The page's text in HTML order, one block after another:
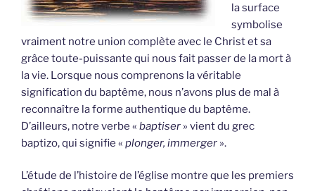
la surface
symbolise
vraiment notre union complète avec le Christ et sa
grâce toute-puissante qui nous fait passer de la mort à
la vie. Lorsque nous comprenons la véritable
signification du baptême, nous n’avons plus de mal à
reconnaître la forme authentique du baptême.
D’ailleurs, notre verbe « baptiser » vient du grec
baptizo, qui signifie « plonger, immerger ».
L’étude de l’histoire de l’église montre que les premiers